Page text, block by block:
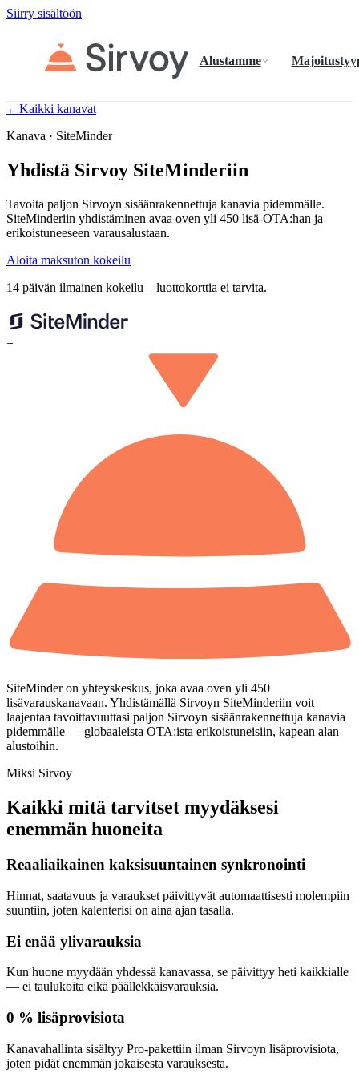
Siirry sisältöön
Alustamme
←Kaikki kanavat
Kanava · SiteMinder
Yhdistä Sirvoy SiteMinderiin
Tavoita paljon Sirvoyn sisäänrakennettuja kanavia pidemmälle.
SiteMinderiin yhdistäminen avaa oven yli 450 lisä-OTA:han ja
erikoistuneeseen varausalustaan.
Aloita maksuton kokeilu
14 päivän ilmainen kokeilu – luottokorttia ei tarvita.
+
SiteMinder on yhteyskeskus, joka avaa oven yli 450
lisävarauskanavaan. Yhdistämällä Sirvoyn SiteMinderiin voit
laajentaa tavoittavuuttasi paljon Sirvoyn sisäänrakennettuja kanavia
pidemmälle — globaaleista OTA:ista erikoistuneisiin, kapean alan
alustoihin.
Miksi Sirvoy
Kaikki mitä tarvitset myydäksesi
enemmän huoneita
Reaaliaikainen kaksisuuntainen synkronointi
Hinnat, saatavuus ja varaukset päivittyvät automaattisesti molempiin
suuntiin, joten kalenterisi on aina ajan tasalla.
Ei enää ylivarauksia
Kun huone myydään yhdessä kanavassa, se päivittyy heti kaikkialle
— ei taulukoita eikä päällekkäisvarauksia.
0 % lisäprovisiota
Kanavahallinta sisältyy Pro-pakettiin ilman Sirvoyn lisäprovisiota,
joten pidät enemmän jokaisesta varauksesta.